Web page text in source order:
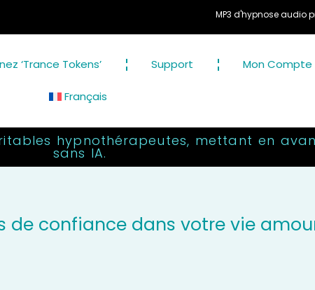
MP3 d'hypnose audio
‘Trance Tokens’ Support Mon Compte
Français
hypnothérapeutes, mettant en
sans IA.
de confiance dans votre vie